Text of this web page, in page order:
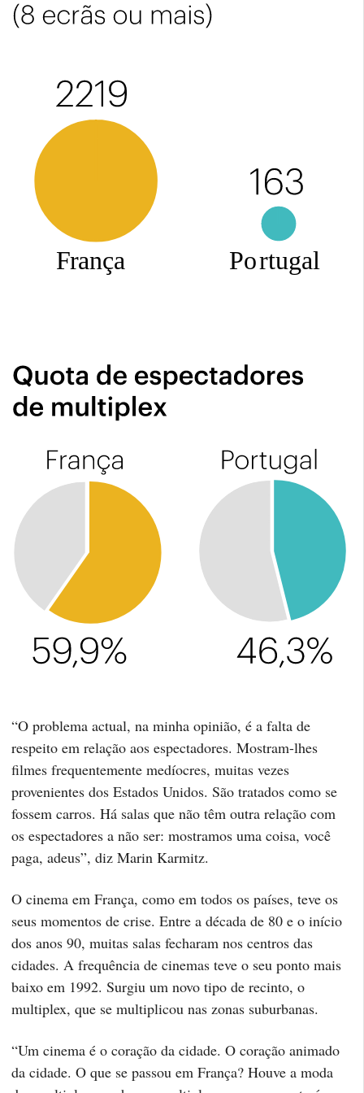
“O problema actual, na minha opinião, é a falta de
respeito em relação aos espectadores. Mostram-lhes
filmes frequentemente medíocres, muitas vezes
provenientes dos Estados Unidos. São tratados como se
fossem carros. Há salas que não têm outra relação com
os espectadores a não ser: mostramos uma coisa, você
paga, adeus”, diz Marin Karmitz.
O cinema em França, como em todos os países, teve os
seus momentos de crise. Entre a década de 80 e o início
dos anos 90, muitas salas fecharam nos centros das
cidades. A frequência de cinemas teve o seu ponto mais
baixo em 1992. Surgiu um novo tipo de recinto, o
multiplex, que se multiplicou nas zonas suburbanas.
“Um cinema é o coração da cidade. O coração animado
da cidade. O que se passou em França? Houve a moda